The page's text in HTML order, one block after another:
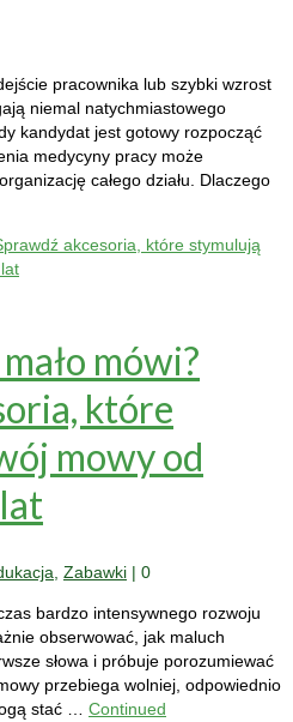
pracownika lub szybki wzrost
niemal natychmiastowego
kandydat jest gotowy rozpocząć
medycyny pracy może
całego działu. Dlaczego
mówi?
które
mowy od
Zabawki | 0
bardzo intensywnego rozwoju
obserwować, jak maluch
słowa i próbuje porozumiewać
przebiega wolniej, odpowiednio
stać … Continued